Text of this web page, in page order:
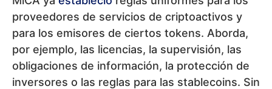
proveedores de servicios de criptoactivos y
para los emisores de ciertos tokens. Aborda,
por ejemplo, las licencias, la supervisión, las
obligaciones de información, la protección de
inversores o las reglas para las stablecoins. Sin